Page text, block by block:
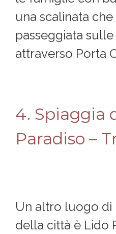
una scalinata
passeggiata
attraverso Porta
4. Spiaggia
Paradiso –
Un altro luogo di
della città è Lido